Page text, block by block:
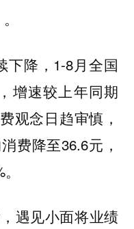
下降，1-8月全国
增速较上年同期
观念日趋审慎，
费降至36.6元，
遇见小面将业绩